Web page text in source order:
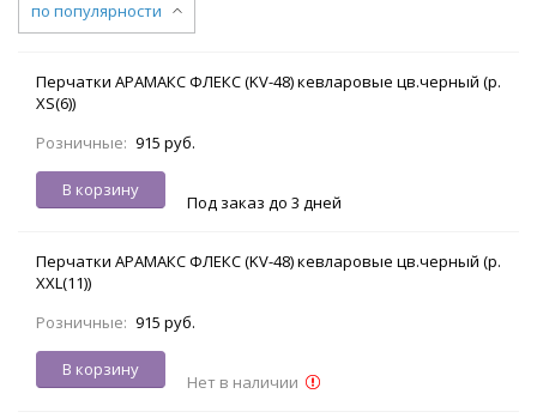
по популярности
Перчатки АРАМАКС ФЛЕКС (KV-48) кевларовые цв.черный (р.
XS(6))
Розничные: 915 руб.
В корзину
Под заказ до 3 дней
Перчатки АРАМАКС ФЛЕКС (KV-48) кевларовые цв.черный (р.
XXL(11))
Розничные: 915 руб.
В корзину
Нет в наличии